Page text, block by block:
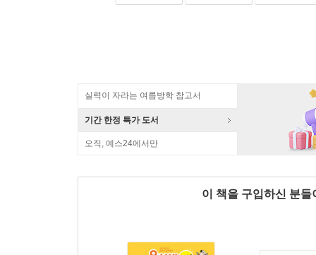
실력이 자라는 여름방학 참고서
기간 한정 특가 도서
오직, 예스24에서만
이 책을 구입하신 분